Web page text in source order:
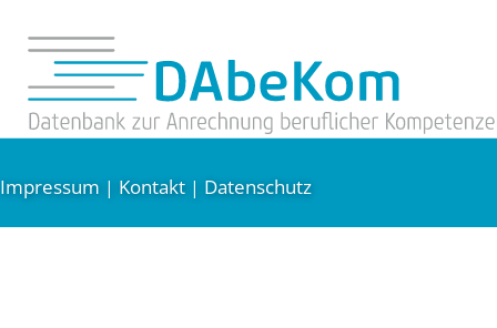
Impressum | Kontakt | Datenschutz